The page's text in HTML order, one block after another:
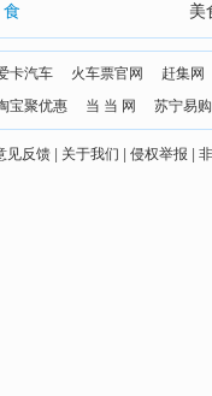
食
美
卡汽车 火车票官网
赶集网
宝聚优惠 当 当 网 苏宁易购
见反馈 关于我们 侵权举报